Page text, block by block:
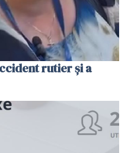
rutier și a